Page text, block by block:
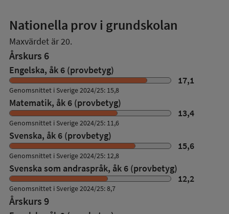
Nationella prov i grundskolan
Maxvärdet är 20.
Årskurs 6
Engelska, åk 6 (provbetyg)
17,1
Genomsnittet i Sverige 2024/25: 15,8
Matematik, åk 6 (provbetyg)
13,4
Genomsnittet i Sverige 2024/25: 11,6
Svenska, åk 6 (provbetyg)
15,6
Genomsnittet i Sverige 2024/25: 12,8
Svenska som andraspråk, åk 6 (provbetyg)
12,2
Genomsnittet i Sverige 2024/25: 8,7
Årskurs 9